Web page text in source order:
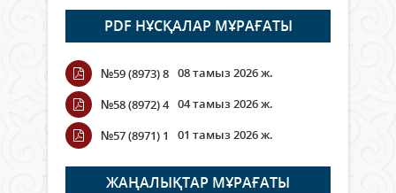
Open Air: Қызылорда облысы
полиция департаменті 20
мыңнан астам көрерменнің
қауіпсіздігін қамтамасыз етті
06 тамыз 2026 ж.
Wi-Fi ҚАБЫРҒА АРҚЫЛЫ ҚАЛАЙ
ӨТЕДІ?
06 тамыз 2026 ж. 266
PDF НҰСҚАЛАР МҰРАҒАТЫ
№59 (8973) 8 08 тамыз 2026 ж.
№58 (8972) 4 04 тамыз 2026 ж.
№57 (8971) 1
01 тамыз 2026 ж.
ЖАҢАЛЫҚТАР МҰРАҒАТЫ